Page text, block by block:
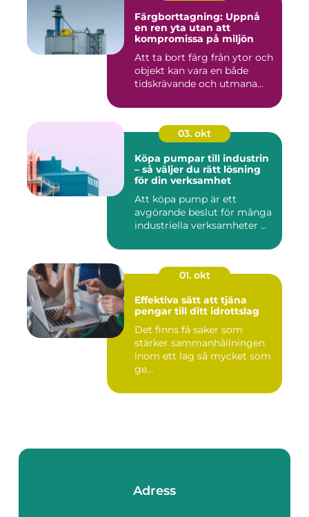
Färgborttagning: Uppnå
en ren yta utan att
kompromissa på miljön
Att ta bort färg från ytor och
objekt kan vara en både
tidskrävande och utmana...
03. okt
Köpa pumpar till industrin
– så väljer du rätt lösning
för din verksamhet
Att köpa pump är ett
avgörande beslut för många
industriella verksamheter ...
01. okt
Effektiva sätt att tjäna
pengar till ditt idrottslag
Det finns få saker som
stärker sammanhållningen
inom ett lag så mycket som
ge...
Adress